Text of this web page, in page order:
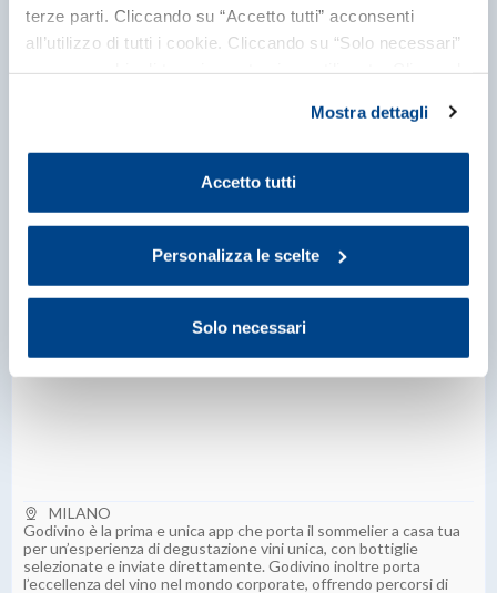
terze parti. Cliccando su “Accetto tutti” acconsenti
all’utilizzo di tutti i cookie. Cliccando su “Solo necessari”
propria volontà in relazione a ciascuna categoria di
cookie del sito. Per ulteriori informazioni consulta la
Mostra dettagli
Accetto tutti
Personalizza le scelte
Solo necessari
Sviluppo software 3.0 per il settore della stampa digitale e
GODIVINO SRL
MILANO
Godivino è la prima e unica app che porta il sommelier a casa tua
per un’esperienza di degustazione vini unica, con bottiglie
selezionate e inviate direttamente. Godivino inoltre porta
l’eccellenza del vino nel mondo corporate, offrendo percorsi di